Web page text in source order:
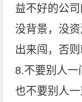
益不好的公
没背景，没
出来闯，否则
8.不要别人一
也不要别人